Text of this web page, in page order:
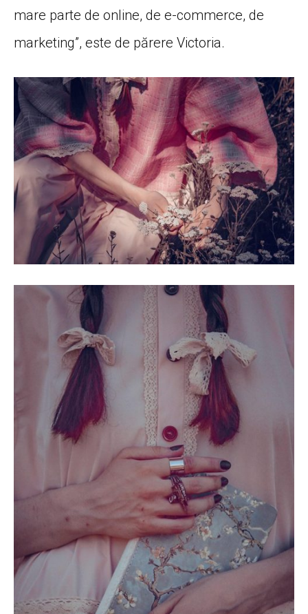
mare parte de online, de e-commerce, de
marketing”, este de părere Victoria.